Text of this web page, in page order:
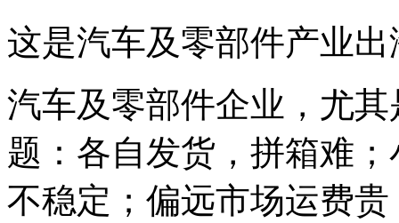
这是汽车及零部件产业
汽车及零部件企业，尤
题：各自发货，拼箱难
不稳定；偏远市场运费